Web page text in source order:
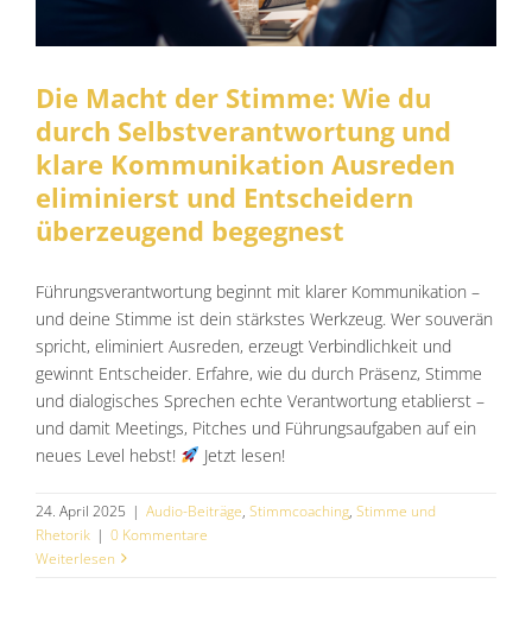
Stimmcoaching Stimme und Rhetorik
Die Macht der Stimme: Wie du
durch Selbstverantwortung und
klare Kommunikation Ausreden
eliminierst und Entscheidern
überzeugend begegnest
Führungsverantwortung beginnt mit klarer Kommunikation –
und deine Stimme ist dein stärkstes Werkzeug. Wer souverän
spricht, eliminiert Ausreden, erzeugt Verbindlichkeit und
gewinnt Entscheider. Erfahre, wie du durch Präsenz, Stimme
und dialogisches Sprechen echte Verantwortung etablierst –
und damit Meetings, Pitches und Führungsaufgaben auf ein
neues Level hebst!
Jetzt lesen!
24. April 2025 | Audio-Beiträge, Stimmcoaching, Stimme und
Rhetorik | 0 Kommentare
Weiterlesen